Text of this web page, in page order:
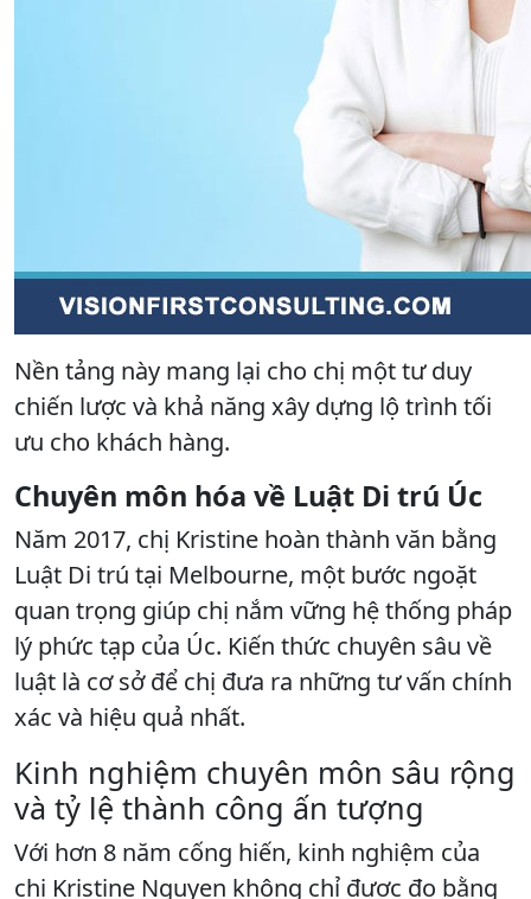
Nền tảng này mang lại cho chị một tư duy
chiến lược và khả năng xây dựng lộ trình tối
ưu cho khách hàng.
Chuyên môn hóa về Luật Di trú Úc
Năm 2017, chị Kristine hoàn thành văn bằng
Luật Di trú tại Melbourne, một bước ngoặt
quan trọng giúp chị nắm vững hệ thống pháp
lý phức tạp của Úc. Kiến thức chuyên sâu về
luật là cơ sở để chị đưa ra những tư vấn chính
xác và hiệu quả nhất.
Kinh nghiệm chuyên môn sâu rộng
và tỷ lệ thành công ấn tượng
Với hơn 8 năm cống hiến, kinh nghiệm của
chị Kristine Nguyen không chỉ được đo bằng